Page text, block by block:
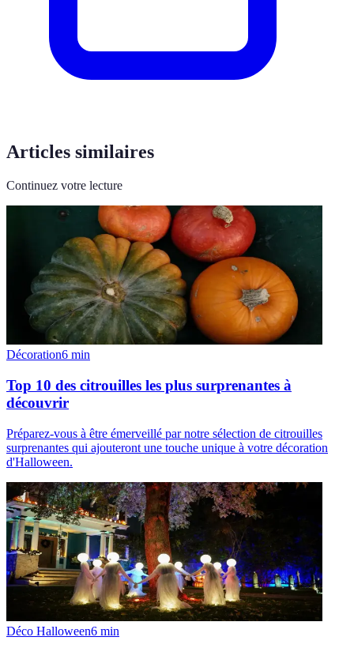
Articles similaires
Continuez votre lecture
Décoration6 min
Top 10 des citrouilles les plus surprenantes à
découvrir
Préparez-vous à être émerveillé par notre sélection de citrouilles
surprenantes qui ajouteront une touche unique à votre décoration
d'Halloween.
Déco Halloween6 min